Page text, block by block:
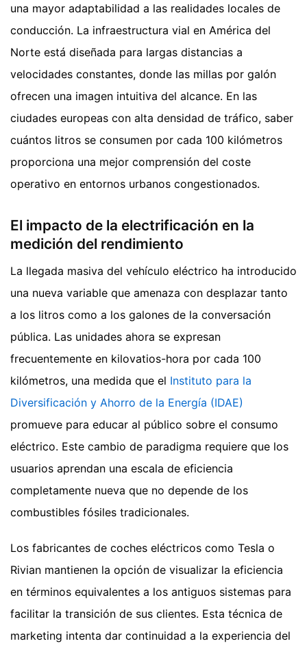
una mayor adaptabilidad a las realidades locales de
conducción. La infraestructura vial en América del
Norte está diseñada para largas distancias a
velocidades constantes, donde las millas por galón
ofrecen una imagen intuitiva del alcance. En las
ciudades europeas con alta densidad de tráfico, saber
cuántos litros se consumen por cada 100 kilómetros
proporciona una mejor comprensión del coste
operativo en entornos urbanos congestionados.
El impacto de la electrificación en la
medición del rendimiento
La llegada masiva del vehículo eléctrico ha introducido
una nueva variable que amenaza con desplazar tanto
a los litros como a los galones de la conversación
pública. Las unidades ahora se expresan
frecuentemente en kilovatios-hora por cada 100
kilómetros, una medida que el Instituto para la
Diversificación y Ahorro de la Energía (IDAE)
promueve para educar al público sobre el consumo
eléctrico. Este cambio de paradigma requiere que los
usuarios aprendan una escala de eficiencia
completamente nueva que no depende de los
combustibles fósiles tradicionales.
Los fabricantes de coches eléctricos como Tesla o
Rivian mantienen la opción de visualizar la eficiencia
en términos equivalentes a los antiguos sistemas para
facilitar la transición de sus clientes. Esta técnica de
marketing intenta dar continuidad a la experiencia del